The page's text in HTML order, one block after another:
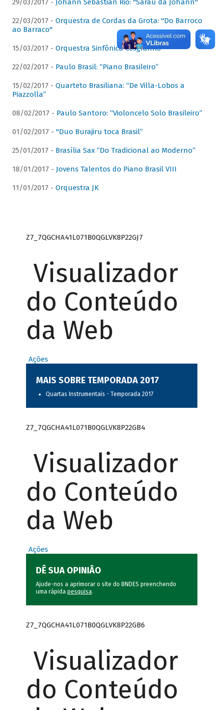
29/03/2017 - Johann Sebastian Rio: "Sarau da Johann"
22/03/2017 - Orquestra de Cordas da Grota: "Do Barroco
ao Barraco"
15/03/2017 - Orquestra Sinfônica Cesgranrio
22/02/2017 - Paulo Brasil: “Piano Brasileiro”
15/02/2017 - Quarteto Brasiliana: “De Villa-Lobos a
Piazzolla”
08/02/2017 - Paulo Santoro: “Violoncelo Solo Brasileiro”
01/02/2017 - "Duo Burajiru toca Brasil”
25/01/2017 - Brasília Sax “Do Tradicional ao Moderno”
18/01/2017 - Jovens Talentos do Piano Brasil VIII
11/01/2017 - Orquestra JK
Z7_7QGCHA41L071B0QGLVK8P22GJ7
Visualizador
do Conteúdo
da Web
Ações
MAIS SOBRE TEMPORADA 2017
Quartas Instrumentais - Temporada 2017
Z7_7QGCHA41L071B0QGLVK8P22GB4
Visualizador
do Conteúdo
da Web
Ações
DÊ SUA OPINIÃO
Ajude-nos a aprimorar o site do BNDES preenchendo
uma rápida pesquisa.
Z7_7QGCHA41L071B0QGLVK8P22GB6
Visualizador
do Conteúdo